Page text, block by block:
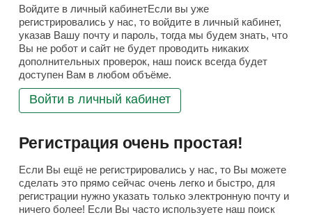
Войдите в личный кабинетЕсли вы уже
регистрировались у нас, то войдите в личный кабинет,
указав Вашу почту и пароль, тогда мы будем знать, что
Вы не робот и сайт не будет проводить никаких
дополнительных проверок, наш поиск всегда будет
доступен Вам в любом объёме.
Войти в личный кабинет
Регистрация очень простая!
Если Вы ещё не регистрировались у нас, то Вы можете
сделать это прямо сейчас очень легко и быстро, для
регистрации нужно указать только электронную почту и
ничего более! Если Вы часто используете наш поиск